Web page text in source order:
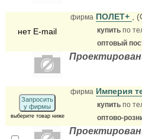
нет E-mail
фирма ПОЛЕТ+ ,
купить по
оптовый
Запросить
у фирмы
выберите товар ниже
фирма Империя
купить по
оптово-